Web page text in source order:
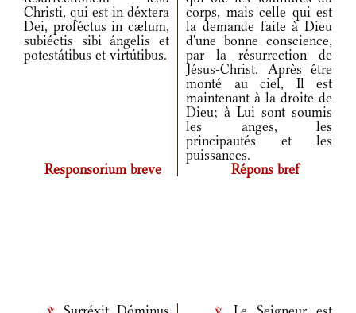
Christi, qui est in déxtera
Dei, proféctus in cælum,
subiéctis sibi ángelis et
potestátibus et virtútibus.
corps, mais celle qui est
la demande faite à Dieu
d'une bonne conscience,
par la résurrection de
Jésus-Christ. Après être
monté au ciel, Il est
maintenant à la droite de
Dieu; à Lui sont soumis
les anges, les
principautés et les
puissances.
Responsorium breve
Répons bref